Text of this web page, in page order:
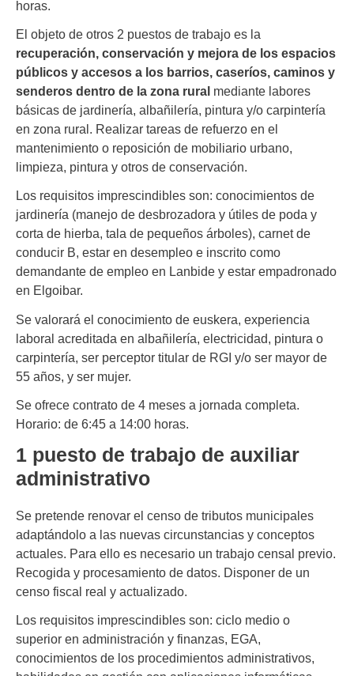
horas.
El objeto de otros 2 puestos de trabajo es la
recuperación, conservación y mejora de los espacios
públicos y accesos a los barrios, caseríos, caminos y
senderos dentro de la zona rural mediante labores
básicas de jardinería, albañilería, pintura y/o carpintería
en zona rural. Realizar tareas de refuerzo en el
mantenimiento o reposición de mobiliario urbano,
limpieza, pintura y otros de conservación.
Los requisitos imprescindibles son: conocimientos de
jardinería (manejo de desbrozadora y útiles de poda y
corta de hierba, tala de pequeños árboles), carnet de
conducir B, estar en desempleo e inscrito como
demandante de empleo en Lanbide y estar empadronado
en Elgoibar.
Se valorará el conocimiento de euskera, experiencia
laboral acreditada en albañilería, electricidad, pintura o
carpintería, ser perceptor titular de RGI y/o ser mayor de
55 años, y ser mujer.
Se ofrece contrato de 4 meses a jornada completa.
Horario: de 6:45 a 14:00 horas.
1 puesto de trabajo de auxiliar
administrativo
Se pretende renovar el censo de tributos municipales
adaptándolo a las nuevas circunstancias y conceptos
actuales. Para ello es necesario un trabajo censal previo.
Recogida y procesamiento de datos. Disponer de un
censo fiscal real y actualizado.
Los requisitos imprescindibles son: ciclo medio o
superior en administración y finanzas, EGA,
conocimientos de los procedimientos administrativos,